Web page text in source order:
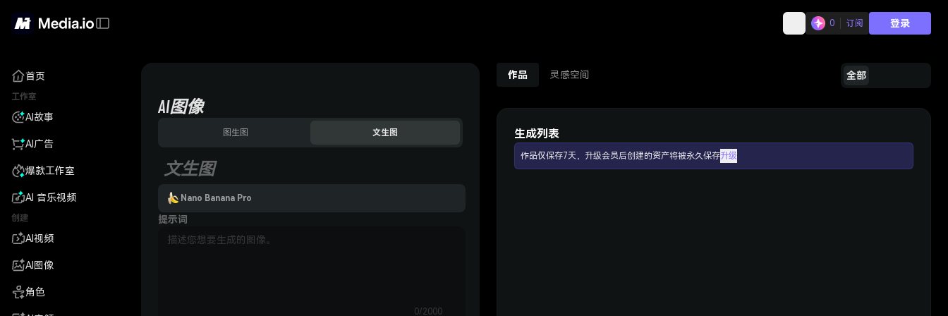
0 订阅 登录
首页
工作室
AI故事
AI广告
爆款工作室
AI 音乐视频
创建
AI视频
AI图像
角色
AI图像
图生图 文生图
文生图
Nano Banana Pro
提示词
0/2000
作品 灵感空间 全部
生成列表
作品仅保存7天，升级会员后创建的资产将被永久保存升级